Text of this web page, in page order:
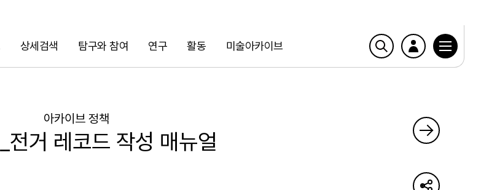
상세검색 탐구와 참여 연구 활동 미술아카이브
검색
아카이브 정책
전거 레코드 작성 매뉴얼